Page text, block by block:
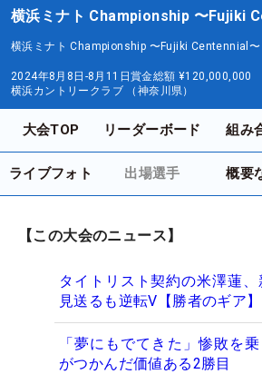
横浜ミナト Championship 〜Fujiki
横浜ミナト Championship 〜Fujiki Centennial〜
2024年8月8日-8月11日賞金総額 ¥120,000,000
横浜カントリークラブ （神奈川県）
大会TOP リーダーボード 組み
ライブフォト 出場選手 概要
【この大会のニュース】
タイトリスト契約の米澤蓮
見送るも逆転V【勝者のギア】
「夢にもでてきた」惨敗を
がつかんだ価値ある2勝目